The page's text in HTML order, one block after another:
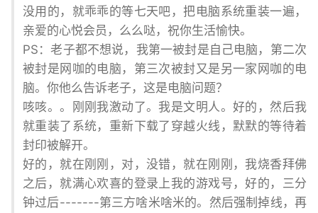
没用的，就乖乖的等七天吧，把电脑系统重装一遍，
亲爱的心悦会员，么么哒，祝你生活愉快。
PS：老子都不想说，我第一被封是自己电脑，第二次
被封是网咖的电脑，第三次被封又是另一家网咖的电
脑。你他么告诉老子，这是电脑问题？
咳咳。。刚刚我激动了。我是文明人。好的，然后我
就重装了系统，重新下载了穿越火线，默默的等待着
封印被解开。
好的，就在刚刚，对，没错，就在刚刚，我烧香拜佛
之后，就满心欢喜的登录上我的游戏号，好的，三分
钟过后-------第三方啥米啥米的。然后强制掉线，再